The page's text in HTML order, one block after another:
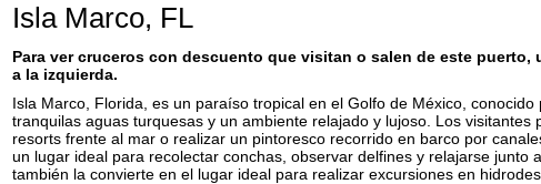
Isla Marco, FL
Para ver cruceros con descuento que visitan o salen de este puerto,
a la izquierda.
Isla Marco, Florida, es un paraíso tropical en el Golfo de México, conocido
tranquilas aguas turquesas y un ambiente relajado y lujoso. Los visitantes
resorts frente al mar o realizar un pintoresco recorrido en barco por
un lugar ideal para recolectar conchas, observar delfines y relajarse junto
también la convierte en el lugar ideal para realizar excursiones en